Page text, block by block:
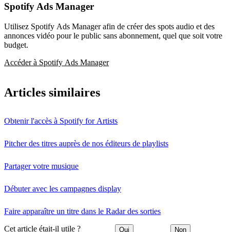
Spotify Ads Manager
Utilisez Spotify Ads Manager afin de créer des spots audio et des
annonces vidéo pour le public sans abonnement, quel que soit votre
budget.
Accéder à Spotify Ads Manager
Articles similaires
Obtenir l'accès à Spotify for Artists
Pitcher des titres auprès de nos éditeurs de playlists
Partager votre musique
Débuter avec les campagnes display
Faire apparaître un titre dans le Radar des sorties
Cet article était-il utile ? Oui Non